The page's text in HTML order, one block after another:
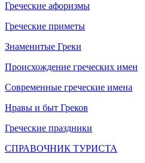
Греческие афоризмы
Греческие приметы
Знаменитые Греки
Происхождение греческих имен
Современные греческие имена
Нравы и быт Греков
Греческие праздники
СПРАВОЧНИК ТУРИСТА